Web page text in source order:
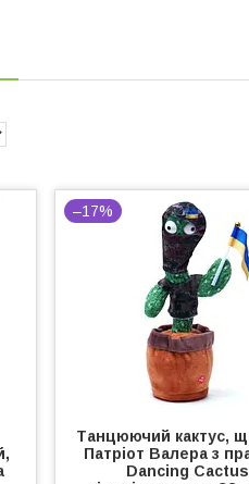
–17%
Танцюючий кактус,
Патріот Валера з
Dancing Cactus